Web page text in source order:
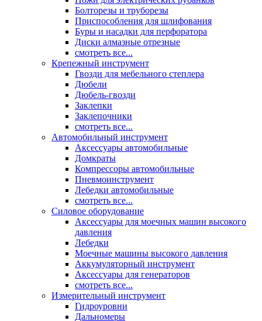
Болторезы и труборезы
Приспособления для шлифования
Буры и насадки для перфоратора
Диски алмазные отрезные
смотреть все...
Крепежный инструмент
Гвозди для мебельного степлера
Дюбели
Дюбель-гвозди
Заклепки
Заклепочники
смотреть все...
Автомобильный инструмент
Аксессуары автомобильные
Домкраты
Компрессоры автомобильные
Пневмоинструмент
Лебедки автомобильные
смотреть все...
Силовое оборудование
Аксессуары для моечных машин высокого
давления
Лебедки
Моечные машины высокого давления
Аккумуляторный инструмент
Аксессуары для генераторов
смотреть все...
Измерительный инструмент
Гидроуровни
Дальномеры